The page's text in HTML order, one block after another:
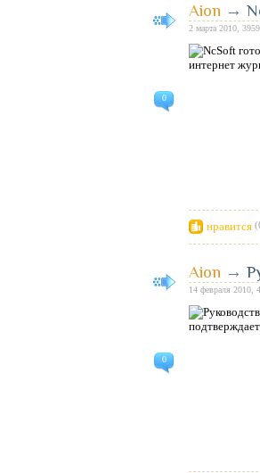
0
Aion →
2 марта 2010,
нравится
0
Aion →
14 февраля 2010,